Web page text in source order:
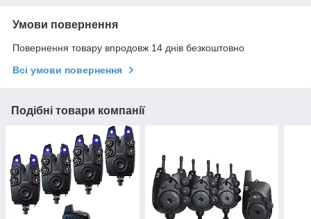
Умови повернення
Повернення товару впродовж 14 днів безкоштовно
Всі умови повернення
Подібні товари компанії